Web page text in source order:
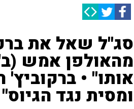
סג"ל שאל את
מהאולפן אמש
אותו" •
ומסית נגד הגיוס"